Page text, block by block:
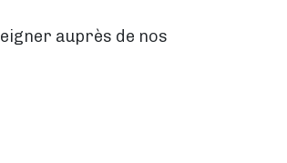
auprès de nos